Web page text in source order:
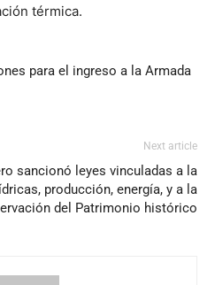
térmica.
para el ingreso a la Armada
Next article
sancionó leyes vinculadas a la
producción, energía, y a la
del Patrimonio histórico